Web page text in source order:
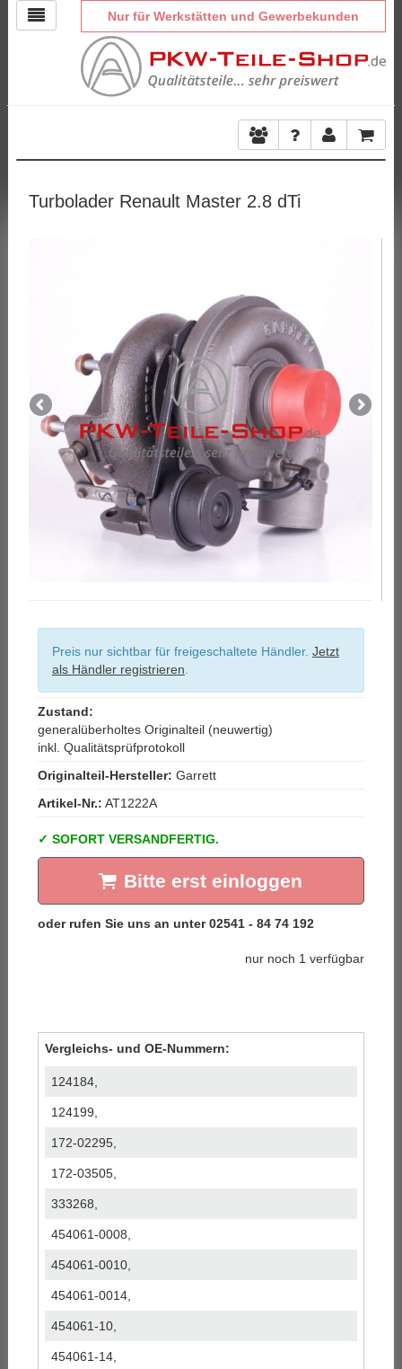
Nur für Werkstätten und Gewerbekunden
Turbolader Renault Master 2.8 dTi
Preis nur sichtbar für freigeschaltete Händler. Jetzt
als Händler registrieren
Zustand:
generalüberholtes Originalteil (neuwertig)
inkl. Qualitätsprüfprotokoll
Originalteil-Hersteller: Garrett
Artikel-Nr.: AT1222A
SOFORT VERSANDFERTIG.
Bitte erst einloggen
nur noch 1 verfügbar
Vergleichs- und OE-Nummern:
124184,
124199,
172-02295,
172-03505,
333268,
454061-0008,
454061-0010,
454061-0014,
454061-10,
454061-14,